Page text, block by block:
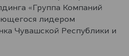
«Группа Компаний
лидером
Чувашской Республики и